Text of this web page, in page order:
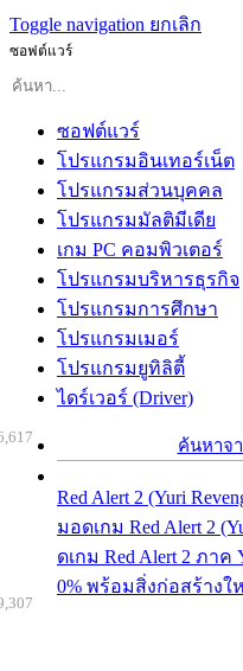
Toggle navigation ยกเลิก
ซอฟต์แวร์
ซอฟต์แวร์
โปรแกรมอินเทอร์เน็ต
โปรแกรมส่วนบุคคล
โปรแกรมมัลติมีเดีย
เกม PC คอมพิวเตอร์
โปรแกรมบริหารธุรกิจ
โปรแกรมการศึกษา
โปรแกรมเมอร์
โปรแกรมยูทิลิตี้
ไดร์เวอร์ (Driver)
ค้นหาจ
Red Alert 2 (Yuri
มอดเกม Red Alert 2
ดเกม Red Alert 2 ภา
0% พร้อมสิ่งก่อสร้าง